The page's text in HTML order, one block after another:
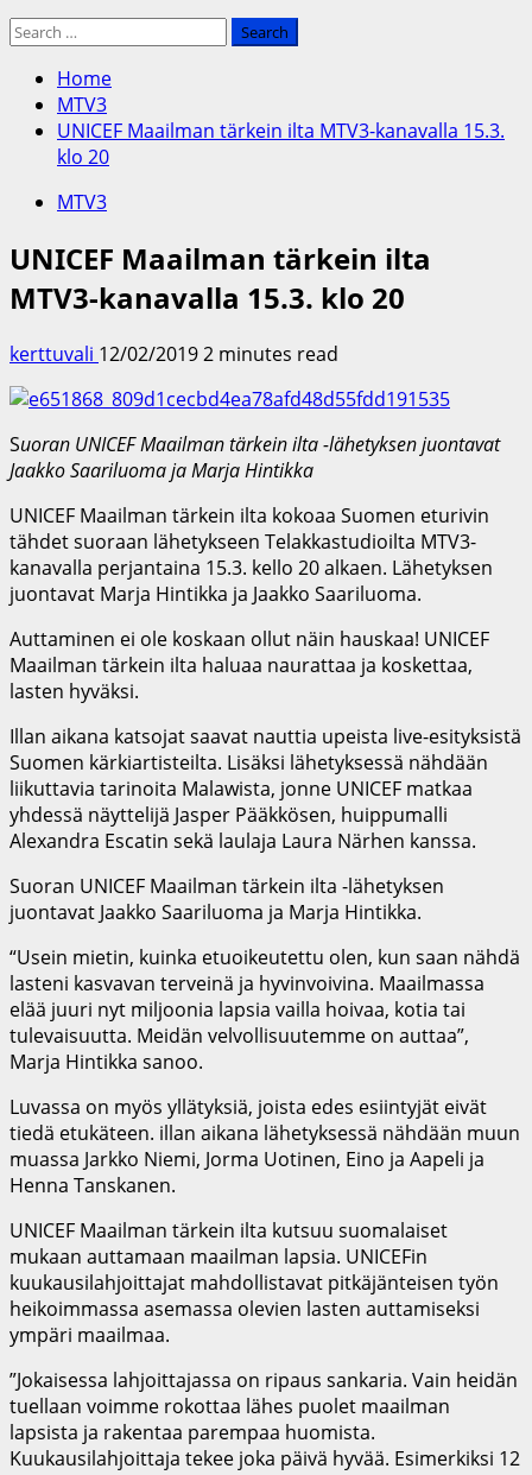
Search
Home
MTV3
UNICEF Maailman tärkein ilta MTV3-kanavalla 15.3.
klo 20
MTV3
UNICEF Maailman tärkein ilta
MTV3-kanavalla 15.3. klo 20
kerttuvali 12/02/20192 minutes read
Suoran UNICEF Maailman tärkein ilta -lähetyksen juontavat
Jaakko Saariluoma ja Marja Hintikka
UNICEF Maailman tärkein ilta kokoaa Suomen eturivin
tähdet suoraan lähetykseen Telakkastudioilta MTV3-
kanavalla perjantaina 15.3. kello 20 alkaen. Lähetyksen
juontavat Marja Hintikka ja Jaakko Saariluoma.
Auttaminen ei ole koskaan ollut näin hauskaa! UNICEF
Maailman tärkein ilta haluaa naurattaa ja koskettaa,
lasten hyväksi.
Illan aikana katsojat saavat nauttia upeista live-esityksistä
Suomen kärkiartisteilta. Lisäksi lähetyksessä nähdään
liikuttavia tarinoita Malawista, jonne UNICEF matkaa
yhdessä näyttelijä Jasper Pääkkösen, huippumalli
Alexandra Escatin sekä laulaja Laura Närhen kanssa.
Suoran UNICEF Maailman tärkein ilta -lähetyksen
juontavat Jaakko Saariluoma ja Marja Hintikka.
“Usein mietin, kuinka etuoikeutettu olen, kun saan nähdä
lasteni kasvavan terveinä ja hyvinvoivina. Maailmassa
elää juuri nyt miljoonia lapsia vailla hoivaa, kotia tai
tulevaisuutta. Meidän velvollisuutemme on auttaa”,
Marja Hintikka sanoo.
Luvassa on myös yllätyksiä, joista edes esiintyjät eivät
tiedä etukäteen. illan aikana lähetyksessä nähdään muun
muassa Jarkko Niemi, Jorma Uotinen, Eino ja Aapeli ja
Henna Tanskanen.
UNICEF Maailman tärkein ilta kutsuu suomalaiset
mukaan auttamaan maailman lapsia. UNICEFin
kuukausilahjoittajat mahdollistavat pitkäjänteisen työn
heikoimmassa asemassa olevien lasten auttamiseksi
ympäri maailmaa.
”Jokaisessa lahjoittajassa on ripaus sankaria. Vain heidän
tuellaan voimme rokottaa lähes puolet maailman
lapsista ja rakentaa parempaa huomista.
Kuukausilahjoittaja tekee joka päivä hyvää. Esimerkiksi 12